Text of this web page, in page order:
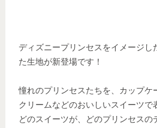
ディズニープリンセスをイメージし
た生地が新登場です！
憧れのプリンセスたちを、カップケ
クリームなどのおいしいスイーツで
どのスイーツが、どのプリンセス